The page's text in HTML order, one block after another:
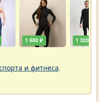
1 680 ₽ 1 320 ₽
и фитнеса.